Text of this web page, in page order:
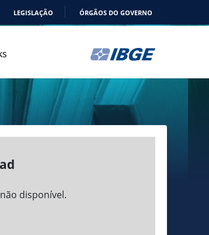
LEGISLAÇÃO ÓRGÃOS DO GOVERNO
disponível.